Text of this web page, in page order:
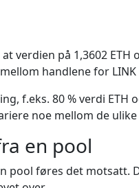
verdien på 1,3602
handlene for LINK
f.eks. 80 % verdi
noe mellom de
en pool
pool føres det motsatt.